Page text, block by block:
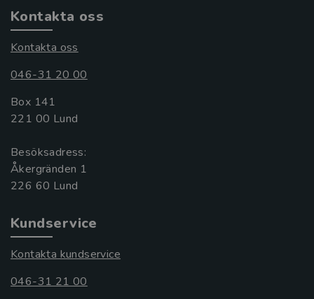
Kontakta oss
Kontakta oss
046-31 20 00
Box 141
221 00 Lund
Besöksadress:
Åkergränden 1
Kundservice
Kontakta kundservice
046-31 21 00